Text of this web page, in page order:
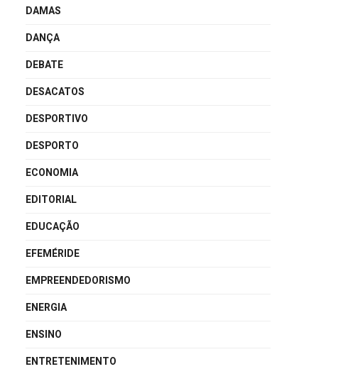
DAMAS
DANÇA
DEBATE
DESACATOS
DESPORTIVO
DESPORTO
ECONOMIA
EDITORIAL
EDUCAÇÃO
EFEMÉRIDE
EMPREENDEDORISMO
ENERGIA
ENSINO
ENTRETENIMENTO